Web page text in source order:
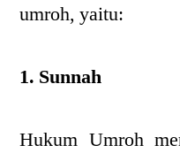
umroh, yaitu:
1. Sunnah
Hukum Umroh